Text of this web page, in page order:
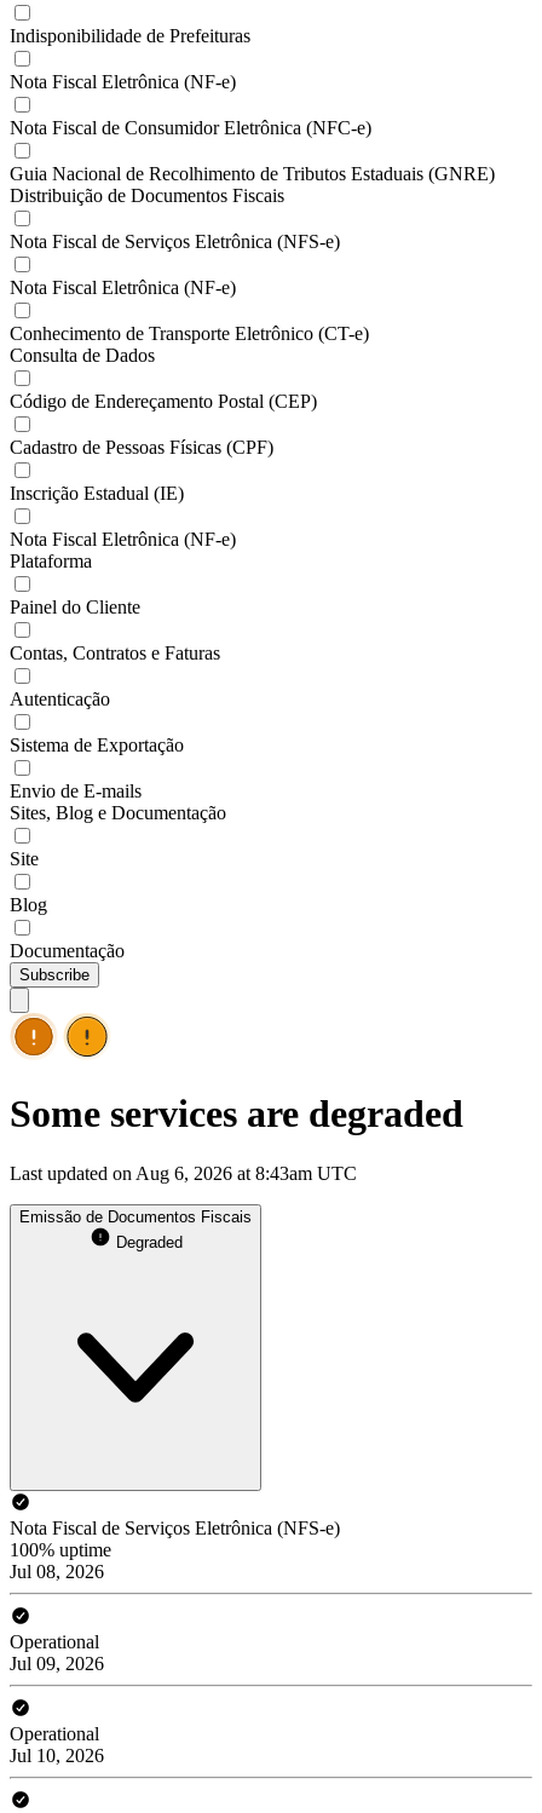
Indisponibilidade de Prefeituras
Nota Fiscal Eletrônica (NF-e)
Nota Fiscal de Consumidor Eletrônica (NFC-e)
Guia Nacional de Recolhimento de Tributos Estaduais (GNRE)
Distribuição de Documentos Fiscais
Nota Fiscal de Serviços Eletrônica (NFS-e)
Nota Fiscal Eletrônica (NF-e)
Conhecimento de Transporte Eletrônico (CT-e)
Consulta de Dados
Código de Endereçamento Postal (CEP)
Cadastro de Pessoas Físicas (CPF)
Inscrição Estadual (IE)
Nota Fiscal Eletrônica (NF-e)
Plataforma
Painel do Cliente
Contas, Contratos e Faturas
Autenticação
Sistema de Exportação
Envio de E-mails
Sites, Blog e Documentação
Site
Blog
Documentação
Subscribe
Some services are degraded
Last updated on Aug 6, 2026 at 8:43am UTC
Emissão de Documentos Fiscais
Degraded
Nota Fiscal de Serviços Eletrônica (NFS-e)
100% uptime
Jul 08, 2026
Operational
Jul 09, 2026
Operational
Jul 10, 2026